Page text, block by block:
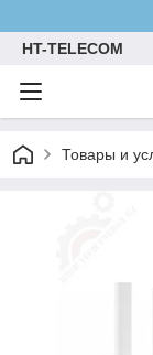
HT-TELECOM
Товары и